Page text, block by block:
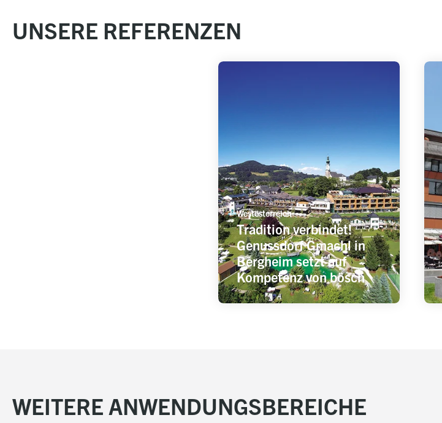
UNSERE REFERENZEN
Westösterreich
Tradition verbindet!
Genussdorf Gmachl in
Bergheim setzt auf
Kompetenz von bösch
WEITERE ANWENDUNGSBEREICHE